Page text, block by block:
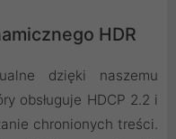
HDR
dzięki naszemu
obsługuje HDCP 2.2 i
chronionych treści.